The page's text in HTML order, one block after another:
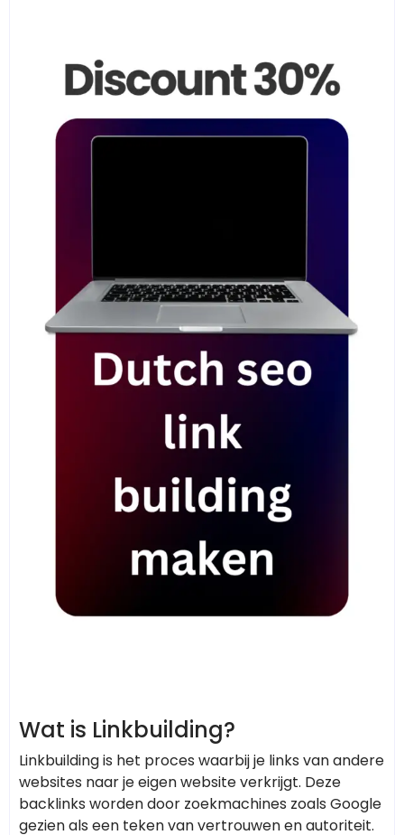
Wat is Linkbuilding?
Linkbuilding is het proces waarbij je links van andere
websites naar je eigen website verkrijgt. Deze
backlinks worden door zoekmachines zoals Google
gezien als een teken van vertrouwen en autoriteit.